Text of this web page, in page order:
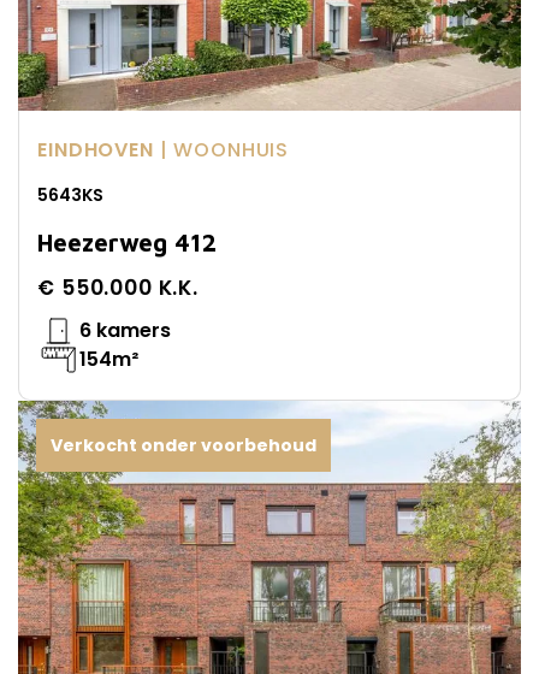
EINDHOVEN | WOONHUIS
5643KS
Heezerweg 412
€ 550.000 K.K.
6 kamers
154m²
Verkocht onder voorbehoud